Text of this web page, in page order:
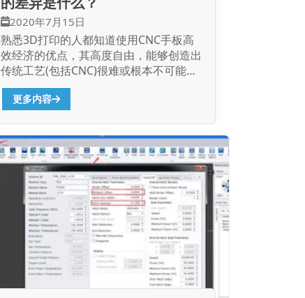
状等按需进行分析调整。这样做，可以使
学生不同的患者都具有非常符合要求自己
没有真正实现需要的导板...
2020年7月15日
熟悉3D打印的人都知道使用CNC手板高
效经济的优点，其高度自由，能够创造出
传统工艺(包括CNC)很难或根本不可能完
成的几何图形。 3D打印信息技术，如
(SLA，SLS等)在实施教学过程中是需要支
更多内容